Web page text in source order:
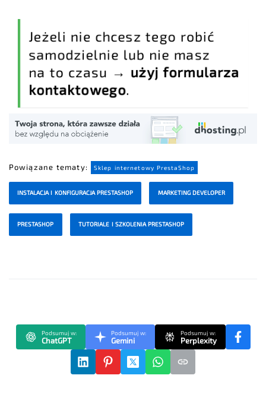
Jeżeli nie chcesz tego robić
samodzielnie lub nie masz
na to czasu → użyj formularza
kontaktowego.
Powiązane tematy: Sklep internetowy PrestaShop
INSTALACJA I KONFIGURACJA PRESTASHOP MARKETING DEVELOPER
PRESTASHOP TUTORIALE I SZKOLENIA PRESTASHOP
Podsumuj w:
ChatGPT
Podsumuj w:
Gemini
Podsumuj w:
Perplexity